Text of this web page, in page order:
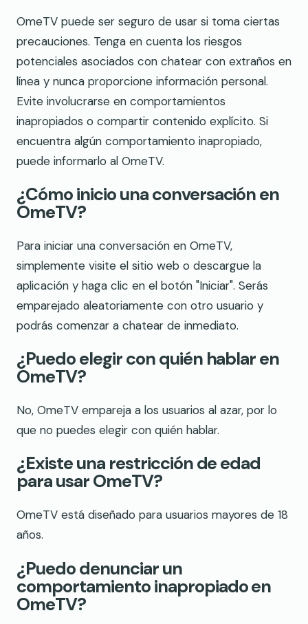
OmeTV puede ser seguro de usar si toma ciertas
precauciones. Tenga en cuenta los riesgos
potenciales asociados con chatear con extraños en
línea y nunca proporcione información personal.
Evite involucrarse en comportamientos
inapropiados o compartir contenido explícito. Si
encuentra algún comportamiento inapropiado,
puede informarlo al OmeTV.
¿Cómo inicio una conversación en
OmeTV?
Para iniciar una conversación en OmeTV,
simplemente visite el sitio web o descargue la
aplicación y haga clic en el botón "Iniciar". Serás
emparejado aleatoriamente con otro usuario y
podrás comenzar a chatear de inmediato.
¿Puedo elegir con quién hablar en
OmeTV?
No, OmeTV empareja a los usuarios al azar, por lo
que no puedes elegir con quién hablar.
¿Existe una restricción de edad
para usar OmeTV?
OmeTV está diseñado para usuarios mayores de 18
años.
¿Puedo denunciar un
comportamiento inapropiado en
OmeTV?